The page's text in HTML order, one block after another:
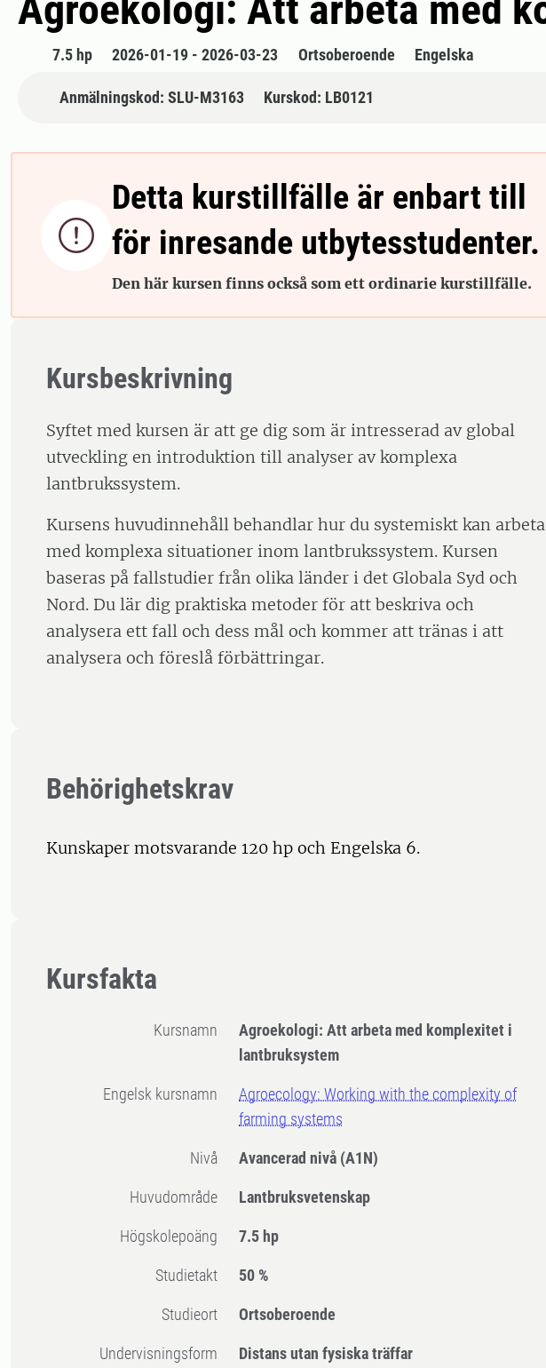
7.5 hp 2026-01-19 - 2026-03-23 Ortsoberoende Engelska
Anmälningskod: SLU-M3163 Kurskod: LB0121

Detta kurstillfälle är enbart till
för inresande utbytesstudenter.
Den här kursen finns också som ett ordinarie kurstillfälle.
Kursbeskrivning
Syftet med kursen är att ge dig som är intresserad av global
utveckling en introduktion till analyser av komplexa
lantbrukssystem.
Kursens huvudinnehåll behandlar hur du systemiskt kan arbeta
med komplexa situationer inom lantbrukssystem. Kursen
baseras på fallstudier från olika länder i det Globala Syd och
Nord. Du lär dig praktiska metoder för att beskriva och
analysera ett fall och dess mål och kommer att tränas i att
analysera och föreslå förbättringar.
Behörighetskrav
Kunskaper motsvarande 120 hp och Engelska 6.
Kursfakta
Kursnamn
Agroekologi: Att arbeta med komplexitet i
lantbruksystem
Engelsk kursnamn
Agroecology: Working with the complexity of
farming systems
Nivå Avancerad nivå (A1N)
Huvudområde Lantbruksvetenskap
högskolepoäng 7.5 hp
Studietakt 50 %
Studieort Ortsoberoende
Undervisningsform Distans utan fysiska träffar